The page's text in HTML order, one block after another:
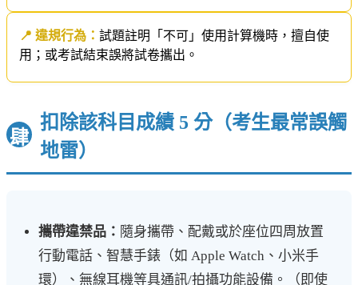
📍 違規行為： 試題註明「不可」使用計算機時，擅自使
用；或考試結束誤將試卷攜出。
肆
扣除該科目成績 5 分（考生最常誤觸
地雷）
攜帶違禁品： 隨身攜帶、配戴或於座位四周放置
行動電話、智慧手錶（如 Apple Watch、小米手
環）、無線耳機等具通訊/拍攝功能設備。（即使